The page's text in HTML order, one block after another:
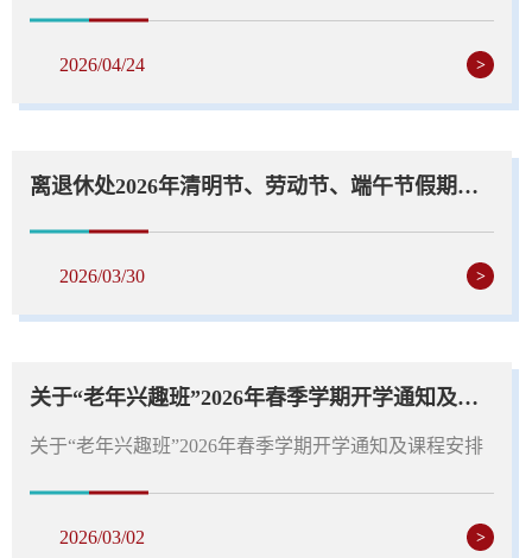
2026/04/24 >
离退休处2026年清明节、劳动节、端午节假期值班安排表
2026/03/30 >
关于“老年兴趣班”2026年春季学期开学通知及课程安排
关于“老年兴趣班”2026年春季学期开学通知及课程安排
2026/03/02 >